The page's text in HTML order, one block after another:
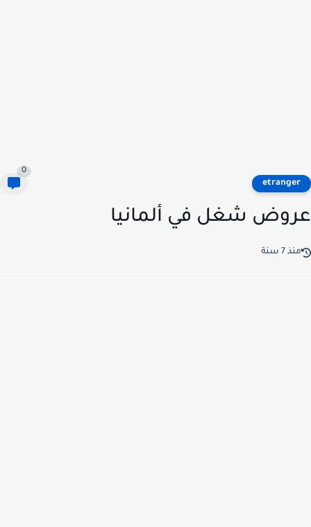
شغل في ألمانيا
7 سنة